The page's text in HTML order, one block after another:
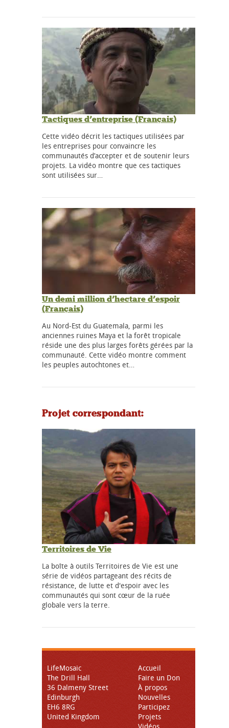
Tactiques d’entreprise (Français)
Cette vidéo décrit les tactiques utilisées par
les entreprises pour convaincre les
communautés d’accepter et de soutenir leurs
projets. La vidéo montre que ces tactiques
sont utilisées sur…
Un demi million d’hectare d’espoir
(Français)
Au Nord-Est du Guatemala, parmi les
anciennes ruines Maya et la forêt tropicale
réside une des plus larges forêts gérées par la
communauté. Cette vidéo montre comment
les peuples autochtones et…
Projet correspondant:
Territoires de Vie
La boîte à outils Territoires de Vie est une
série de vidéos partageant des récits de
résistance, de lutte et d'espoir avec les
communautés qui sont cœur de la ruée
globale vers la terre.
LifeMosaic
The Drill Hall
36 Dalmeny Street
Edinburgh
EH6 8RG
United Kingdom
Accueil
Faire un Don
À propos
Nouvelles
Participez
Projets